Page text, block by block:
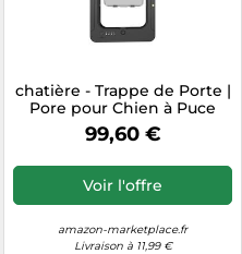
chatière - Trappe de Porte |
Pore pour Chien à Puce
électronique | Chatières
intelligentes pour Animaux
télécommande et 2 Colliers
à capteurs | Porte pour
99,60 €
Voir l'offre
amazon-marketplace.fr
Livraison à 11,99 €